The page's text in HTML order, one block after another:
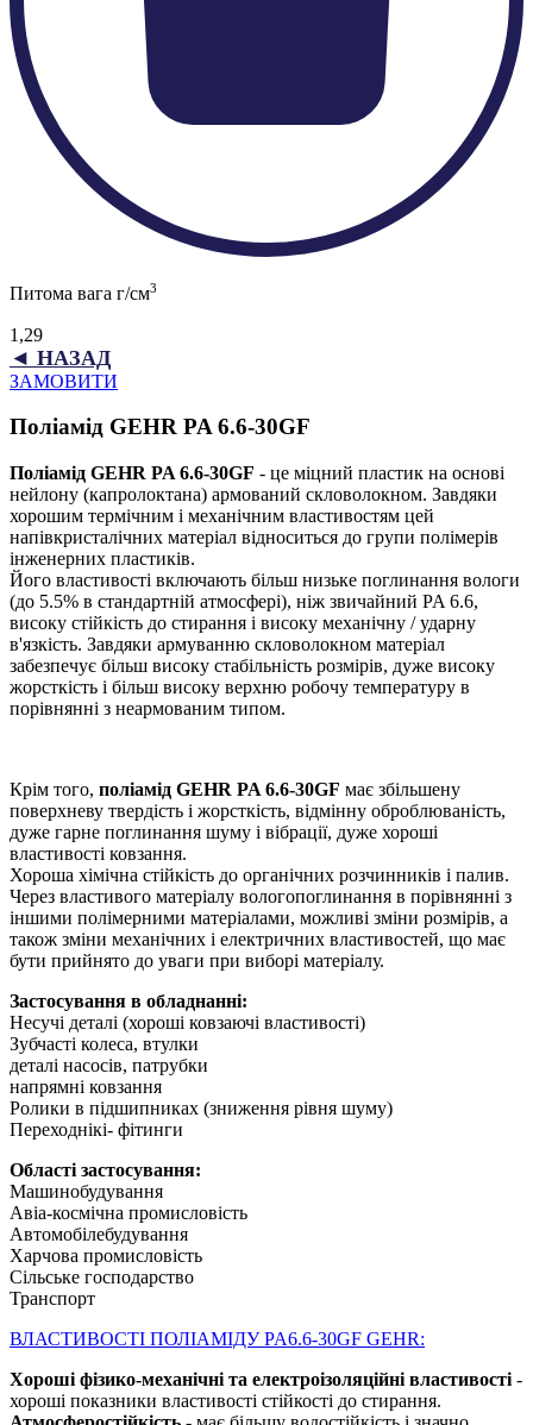
Питома вага г/см3
1,29
◄ НАЗАД
ЗАМОВИТИ
Поліамід GEHR PA 6.6-30GF
Поліамід GEHR PA 6.6-30GF - це міцний пластик на основі
нейлону (капролоктана) армований скловолокном. Завдяки
хорошим термічним і механічним властивостям цей
напівкристалічних матеріал відноситься до групи полімерів
інженерних пластиків.
Його властивості включають більш низьке поглинання вологи
(до 5.5% в стандартній атмосфері), ніж звичайний PA 6.6,
високу стійкість до стирання і високу механічну / ударну
в'язкість. Завдяки армуванню скловолокном матеріал
забезпечує більш високу стабільність розмірів, дуже високу
жорсткість і більш високу верхню робочу температуру в
порівнянні з неармованим типом.
Крім того, поліамід GEHR PA 6.6-30GF має збільшену
поверхневу твердість і жорсткість, відмінну оброблюваність,
дуже гарне поглинання шуму і вібрації, дуже хороші
властивості ковзання.
Хороша хімічна стійкість до органічних розчинників і палив.
Через властивого матеріалу вологопоглинання в порівнянні з
іншими полімерними матеріалами, можливі зміни розмірів, а
також зміни механічних і електричних властивостей, що має
бути прийнято до уваги при виборі матеріалу.
Застосування в обладнанні:
Несучі деталі (хороші ковзаючі властивості)
Зубчасті колеса, втулки
деталі насосів, патрубки
напрямні ковзання
Ролики в підшипниках (зниження рівня шуму)
Переходнікі- фітинги
Області застосування:
Машинобудування
Авіа-космічна промисловість
Автомобілебудування
Харчова промисловість
Сільське господарство
Транспорт
ВЛАСТИВОСТІ ПОЛІАМІДУ PA6.6-30GF GEHR:
Хороші фізико-механічні та електроізоляційні властивості -
хороші показники властивості стійкості до стирання.